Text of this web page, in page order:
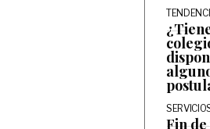
Fin